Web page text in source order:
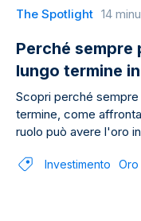
The Spotlight 14
Perché
lungo termine
Scopri perché
termine, come
ruolo può avere l'oro
Investimento Oro